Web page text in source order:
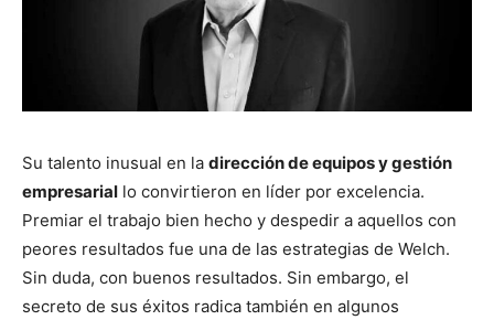
Su talento inusual en la dirección de equipos y gestión
empresarial lo convirtieron en líder por excelencia.
Premiar el trabajo bien hecho y despedir a aquellos con
peores resultados fue una de las estrategias de Welch.
Sin duda, con buenos resultados. Sin embargo, el
secreto de sus éxitos radica también en algunos